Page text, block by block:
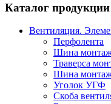
Каталог продукции
Вентиляция.
Перфолента
Шина
Траверса
Шина
Уголок УГФ
Скоба